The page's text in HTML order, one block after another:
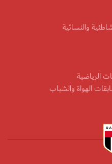
والنسائية
الرياضية
الهواة والشباب